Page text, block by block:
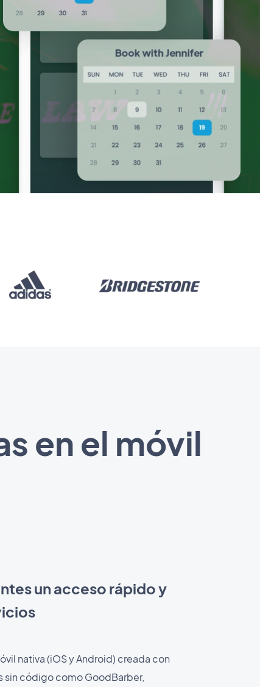
en el móvil
un acceso rápido y
nativa (iOS y Android) creada con
sin código como GoodBarber,